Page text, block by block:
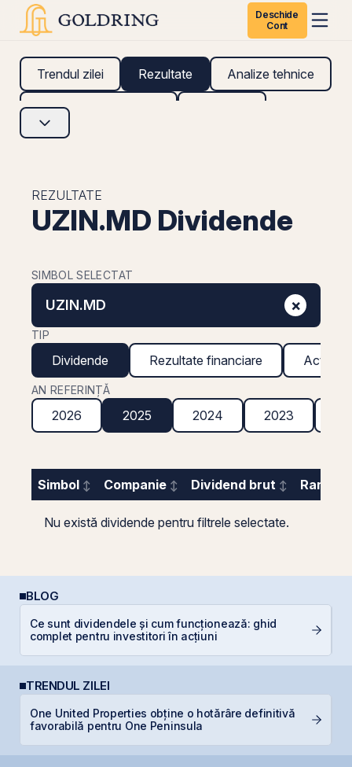
Deschide
Cont
Trendul zilei Rezultate Analize tehnice
Analize fundamentale
REZULTATE
UZIN.MD Dividende
SIMBOL SELECTAT
UZIN.MD ×
TIP
Dividende Rezultate financiare Acțiuni
AN REFERINȚĂ
2026 2025 2024 2023
Simbol Companie Dividend brut
Nu există dividende pentru filtrele selectate.
BLOG
Ce sunt dividendele și cum funcționează: ghid
complet pentru investitori în acțiuni
TRENDUL ZILEI
One United Properties obține o hotărâre definitivă
favorabilă pentru One Peninsula